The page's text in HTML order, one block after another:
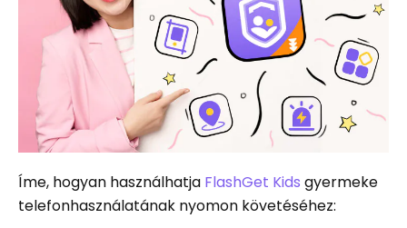
Íme, hogyan használhatja FlashGet Kids gyermeke
telefonhasználatának nyomon követéséhez: